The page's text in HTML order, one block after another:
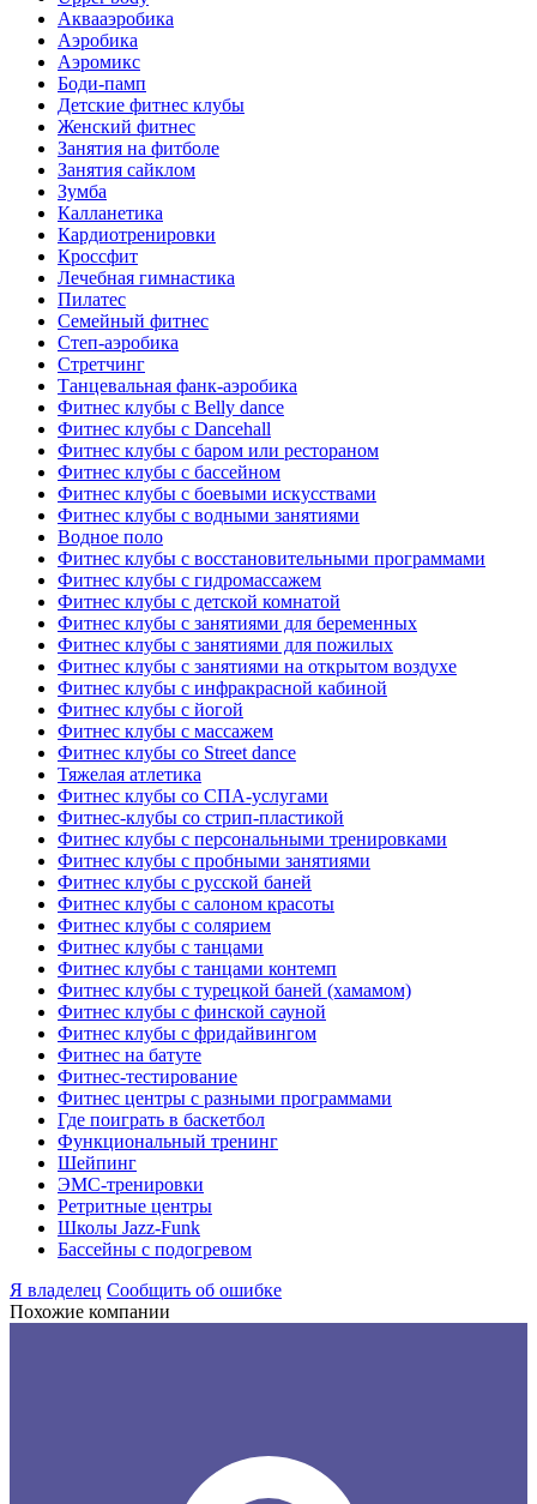
Аквааэробика
Аэробика
Аэромикс
Боди-памп
Детские фитнес клубы
Женский фитнес
Занятия на фитболе
Занятия сайклом
Зумба
Калланетика
Кардиотренировки
Кроссфит
Лечебная гимнастика
Пилатес
Семейный фитнес
Степ-аэробика
Стретчинг
Танцевальная фанк-аэробика
Фитнес клубы с Belly dance
Фитнес клубы с Dancehall
Фитнес клубы с баром или рестораном
Фитнес клубы с бассейном
Фитнес клубы с боевыми искусствами
Фитнес клубы с водными занятиями
Водное поло
Фитнес клубы с восстановительными программами
Фитнес клубы с гидромассажем
Фитнес клубы с детской комнатой
Фитнес клубы с занятиями для беременных
Фитнес клубы с занятиями для пожилых
Фитнес клубы с занятиями на открытом воздухе
Фитнес клубы с инфракрасной кабиной
Фитнес клубы с йогой
Фитнес клубы с массажем
Фитнес клубы со Street dance
Тяжелая атлетика
Фитнес клубы со СПА-услугами
Фитнес-клубы со стрип-пластикой
Фитнес клубы с персональными тренировками
Фитнес клубы с пробными занятиями
Фитнес клубы с русской баней
Фитнес клубы с салоном красоты
Фитнес клубы с солярием
Фитнес клубы с танцами
Фитнес клубы с танцами контемп
Фитнес клубы с турецкой баней (хамамом)
Фитнес клубы с финской сауной
Фитнес клубы с фридайвингом
Фитнес на батуте
Фитнес-тестирование
Фитнес центры с разными программами
Где поиграть в баскетбол
Функциональный тренинг
Шейпинг
ЭМС-тренировки
Ретритные центры
Школы Jazz-Funk
Бассейны с подогревом
Я владелец Сообщить об ошибке
Похожие компании